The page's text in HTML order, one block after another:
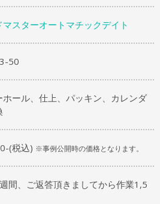
マスターオートマチックデイト
50
ホール、仕上、パッキン、カレンダ
(税込) ※事例公開時の価格となります。
間、ご返答頂きましてから作業1,5